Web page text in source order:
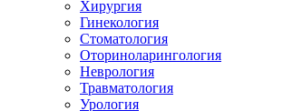
Хирургия
Гинекология
Стоматология
Оториноларингология
Неврология
Травматология
Урология